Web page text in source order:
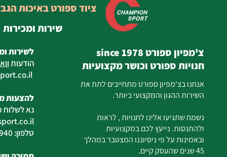
לשירות
הודעות
ilan
להצעות
נא לשלוח
טלפון: 04-6726940
צ'מפיון ספורט since 1978
חנויות ספורט וכושר מקצועיות
אנחנו בצ'מפיון ספורט מתחייבים לתת את
השירות ההגון והמקצועי ביותר.
נשמח שתגיעו אלינו לחנויות , לראות
ולהתנסות. נייעץ לכם במקצועיות
ובאמינות על פי ניסיוננו המצטבר במהלך
45 שנים שהעסק קיים.
שירות ומכירות
ציוד ספורט באיכות